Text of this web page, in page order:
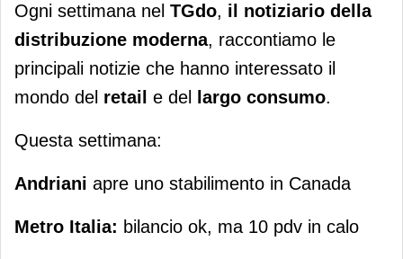
Ogni settimana nel TGdo, il notiziario della
distribuzione moderna, raccontiamo le
principali notizie che hanno interessato il
mondo del retail e del largo consumo.
Questa settimana:
Andriani apre uno stabilimento in Canada
Metro Italia: bilancio ok, ma 10 pdv in calo